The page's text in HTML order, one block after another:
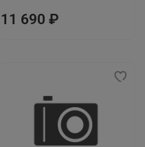
11 690 ₽